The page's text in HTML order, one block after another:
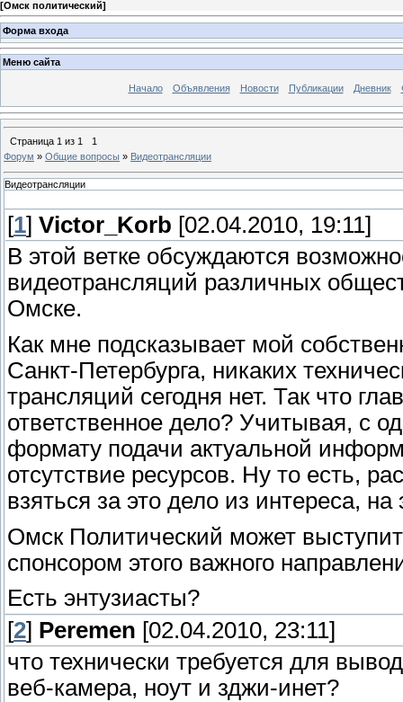
[Омск политический]
Форма входа
Меню сайта
Начало Объявления Новости Публикации Дневник
Страница 1 из 1
1
Форум » Общие вопросы » Видеотрансляции
Видеотрансляции
[1] Victor_Korb [02.04.2010, 19:11]
В этой ветке обсуждаются
видеотрансляций различных
Омске.
Как мне подсказывает мой
Санкт-Петербурга, никаких
трансляций сегодня нет. Так что
ответственное дело? Учитывая, с
формату подачи актуальной
отсутствие ресурсов. Ну то есть,
взяться за это дело из интереса,
Омск Политический может
спонсором этого важного
Есть энтузиасты?
[2] Peremen [02.04.2010, 23:11]
что технически требуется для
веб-камера, ноут и зджи-инет?